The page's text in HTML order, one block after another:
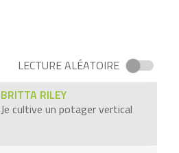
LECTURE ALÉATOIRE
hôtel
BRITTA RILEY
Je cultive un potager vertical